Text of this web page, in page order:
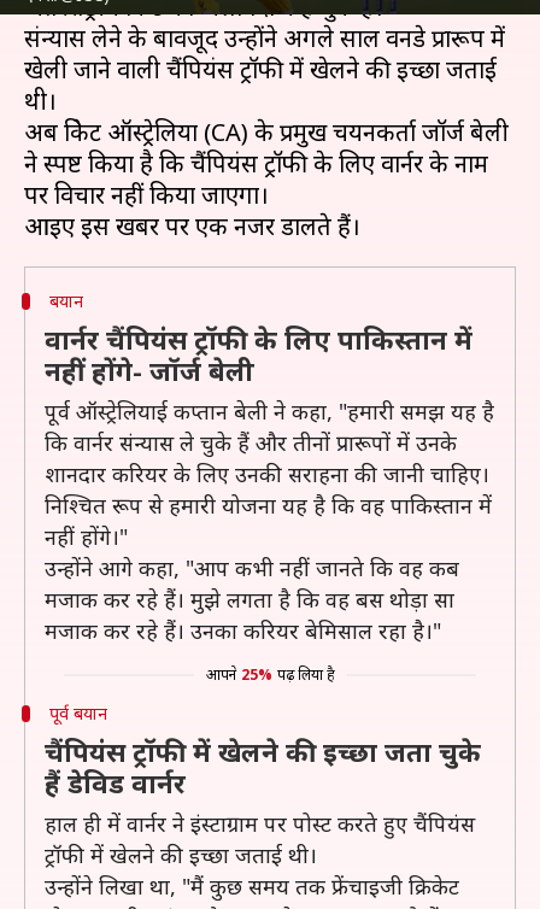
अंतरराष्ट्रीय क्रिकेट को अलविदा कह चुके हैं।
संन्यास लेने के बावजूद उन्होंने अगले साल वनडे प्रारूप में
खेली जाने वाली चैंपियंस ट्रॉफी में खेलने की इच्छा जताई
थी।
अब क्रिकेट ऑस्ट्रेलिया (CA) के प्रमुख चयनकर्ता जॉर्ज बेली
ने स्पष्ट किया है कि चैंपियंस ट्रॉफी के लिए वार्नर के नाम
पर विचार नहीं किया जाएगा।
बयान
वार्नर चैंपियंस ट्रॉफी के लिए पाकिस्तान में
नहीं होंगे- जॉर्ज बेली
पूर्व ऑस्ट्रेलियाई कप्तान बेली ने कहा, "हमारी समझ यह है
कि वार्नर संन्यास ले चुके हैं और तीनों प्रारूपों में उनके
शानदार करियर के लिए उनकी सराहना की जानी चाहिए।
निश्चित रूप से हमारी योजना यह है कि वह पाकिस्तान में
नहीं होंगे।"
उन्होंने आगे कहा, "आप कभी नहीं जानते कि वह कब
मजाक कर रहे हैं। मुझे लगता है कि वह बस थोड़ा सा
मजाक कर रहे हैं। उनका करियर बेमिसाल रहा है।"
आपने 25% पढ़ लिया है
पूर्व बयान
चैंपियंस ट्रॉफी में खेलने की इच्छा जता चुके
हैं डेविड वार्नर
हाल ही में वार्नर ने इंस्टाग्राम पर पोस्ट करते हुए चैंपियंस
ट्रॉफी में खेलने की इच्छा जताई थी।
उन्होंने लिखा था, "मैं कुछ समय तक फ्रेंचाइजी क्रिकेट